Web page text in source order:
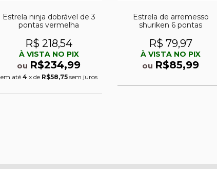
Estrela ninja dobrável de 3
pontas vermelha
R$ 218,54
À VISTA NO PIX
ou R$234,99
em até 4 x de R$58,75 sem juros
Estrela de arremesso
shuriken 6 pontas
R$ 79,97
À VISTA NO PIX
ou R$85,99